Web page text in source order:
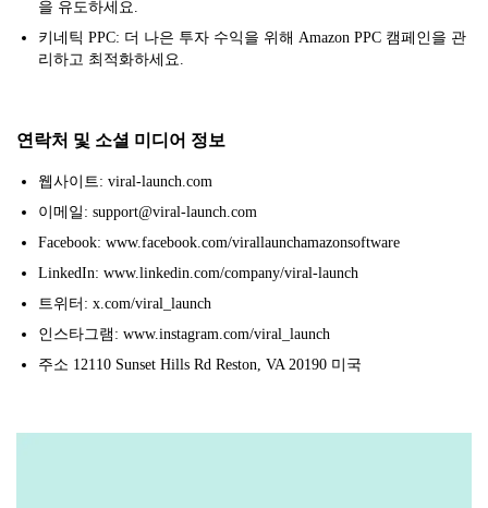
을 유도하세요.
키네틱 PPC: 더 나은 투자 수익을 위해 Amazon PPC 캠페인을 관
리하고 최적화하세요.
연락처 및 소셜 미디어 정보
웹사이트: viral-launch.com
이메일: support@viral-launch.com
Facebook: www.facebook.com/virallaunchamazonsoftware
LinkedIn: www.linkedin.com/company/viral-launch
트위터: x.com/viral_launch
인스타그램: www.instagram.com/viral_launch
주소 12110 Sunset Hills Rd Reston, VA 20190 미국